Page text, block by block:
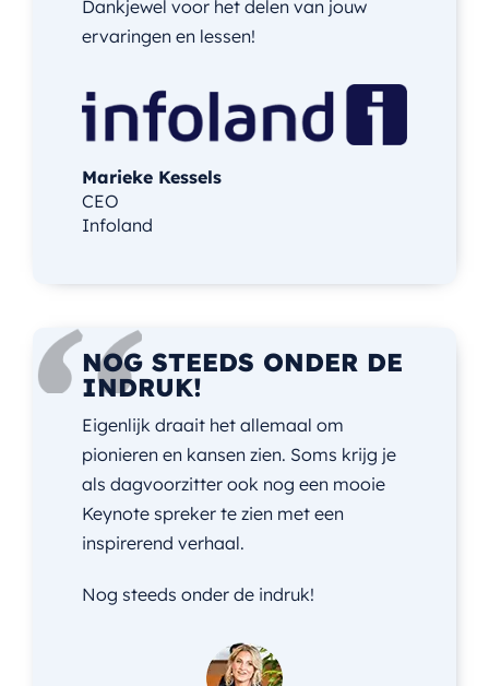
Dankjewel voor het delen van jouw
ervaringen en lessen!
Marieke Kessels
CEO
Infoland
NOG STEEDS ONDER DE
INDRUK!
Eigenlijk draait het allemaal om
pionieren en kansen zien. Soms krijg je
als dagvoorzitter ook nog een mooie
Keynote spreker te zien met een
inspirerend verhaal.
Nog steeds onder de indruk!